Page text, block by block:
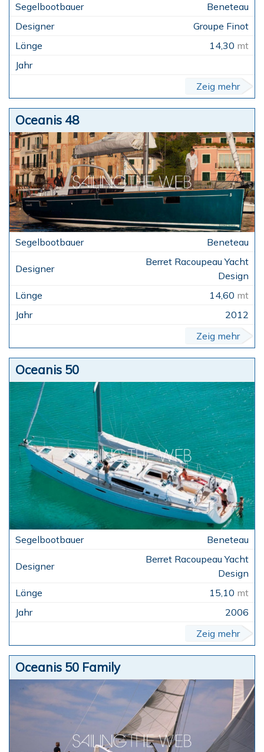
Beneteau
Groupe Finot
14,30 mt
Zeig mehr
Oceanis 48
Beneteau
Berret Racoupeau Yacht
Design
14,60 mt
2012
Zeig mehr
Oceanis 50
Beneteau
Berret Racoupeau Yacht
Design
15,10 mt
2006
Zeig mehr
Oceanis 50 Family